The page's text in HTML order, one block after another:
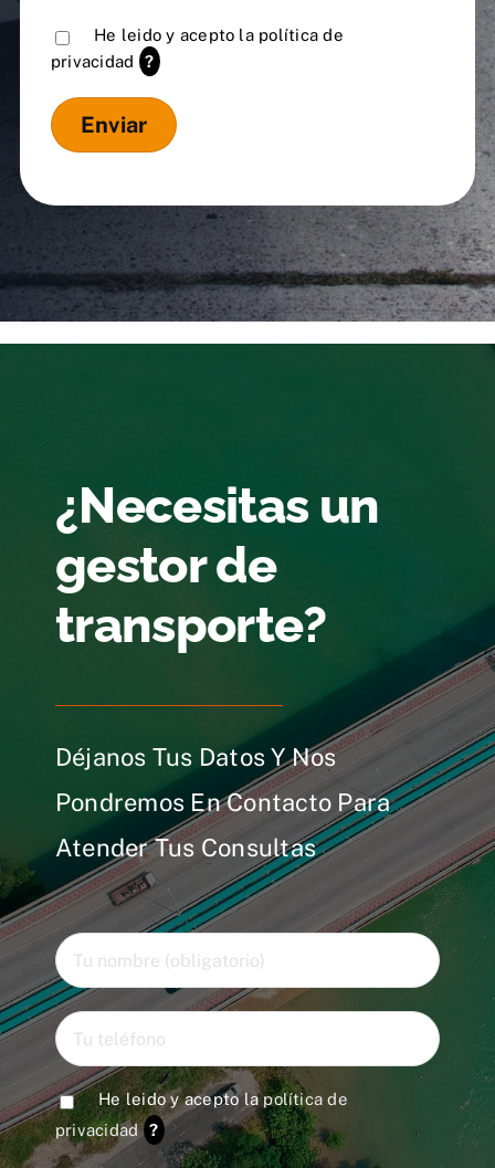
He leido y acepto la política de
privacidad
?
¿Necesitas un
gestor de
transporte?
Déjanos Tus Datos Y Nos
Pondremos En Contacto Para
Atender Tus Consultas
He leido y acepto lapolítica de
privacidad ?